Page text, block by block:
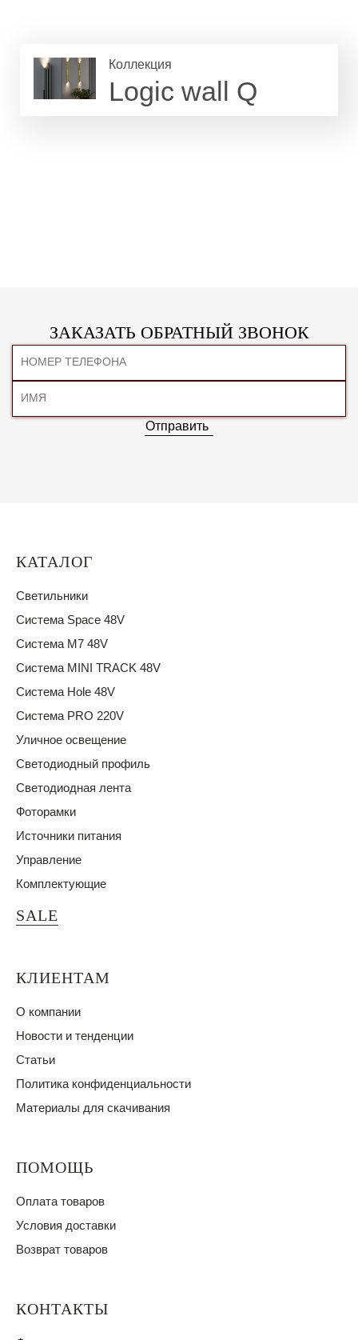
Коллекция
Logic wall Q
ЗАКАЗАТЬ ОБРАТНЫЙ ЗВОНОК
Отправить
КАТАЛОГ
Светильники
Система Space 48V
Система M7 48V
Система MINI TRACK 48V
Система Hole 48V
Система PRO 220V
Уличное освещение
Светодиодный профиль
Светодиодная лента
Фоторамки
Источники питания
Управление
Комплектующие
SALE
КЛИЕНТАМ
О компании
Новости и тенденции
Статьи
Политика конфиденциальности
Материалы для скачивания
ПОМОЩЬ
Оплата товаров
Условия доставки
Возврат товаров
КОНТАКТЫ